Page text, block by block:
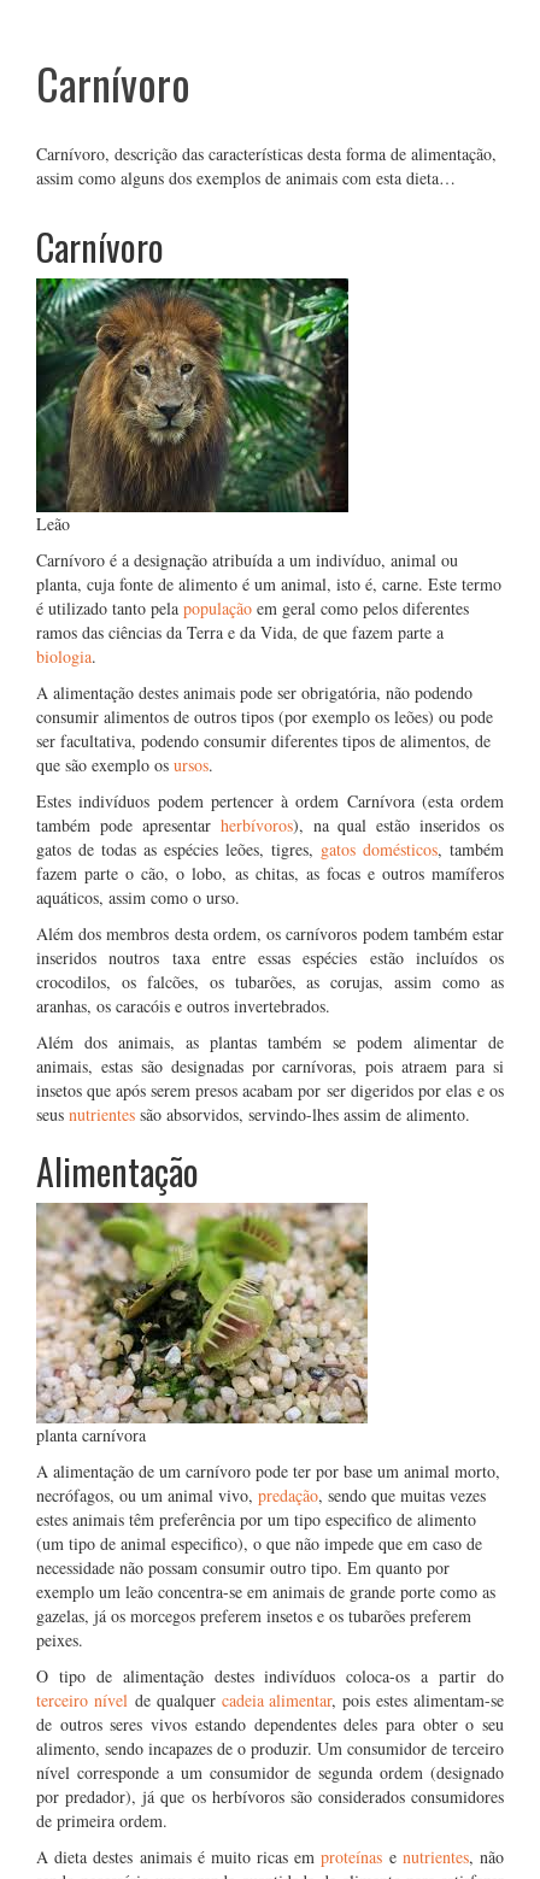
Carnívoro
Carnívoro, descrição das características desta forma de alimentação,
assim como alguns dos exemplos de animais com esta dieta…
Carnívoro
Leão
Carnívoro é a designação atribuída a um indivíduo, animal ou
planta, cuja fonte de alimento é um animal, isto é, carne. Este termo
é utilizado tanto pela população em geral como pelos diferentes
ramos das ciências da Terra e da Vida, de que fazem parte a
biologia.
A alimentação destes animais pode ser obrigatória, não podendo
consumir alimentos de outros tipos (por exemplo os leões) ou pode
ser facultativa, podendo consumir diferentes tipos de alimentos, de
que são exemplo os ursos.
Estes indivíduos podem pertencer à ordem Carnívora (esta ordem
também pode apresentar herbívoros), na qual estão inseridos os
gatos de todas as espécies leões, tigres, gatos domésticos, também
fazem parte o cão, o lobo, as chitas, as focas e outros mamíferos
aquáticos, assim como o urso.
Além dos membros desta ordem, os carnívoros podem também estar
inseridos noutros taxa entre essas espécies estão incluídos os
crocodilos, os falcões, os tubarões, as corujas, assim como as
aranhas, os caracóis e outros invertebrados.
Além dos animais, as plantas também se podem alimentar de
animais, estas são designadas por carnívoras, pois atraem para si
insetos que após serem presos acabam por ser digeridos por elas e os
seus nutrientes são absorvidos, servindo-lhes assim de alimento.
Alimentação
planta carnívora
A alimentação de um carnívoro pode ter por base um animal morto,
necrófagos, ou um animal vivo, predação, sendo que muitas vezes
estes animais têm preferência por um tipo especifico de alimento
(um tipo de animal especifico), o que não impede que em caso de
necessidade não possam consumir outro tipo. Em quanto por
exemplo um leão concentra-se em animais de grande porte como as
gazelas, já os morcegos preferem insetos e os tubarões preferem
peixes.
O tipo de alimentação destes indivíduos coloca-os a partir do
terceiro nívelde qualquer cadeia alimentar, pois estes alimentam-se
de outros seres vivos estando dependentes deles para obter o seu
alimento, sendo incapazes de o produzir. Um consumidor de terceiro
nível corresponde a um consumidor de segunda ordem (designado
por predador), já que os herbívoros são considerados consumidores
de primeira ordem.
A dieta destes animais é muito ricas emproteínas e nutrientes, não